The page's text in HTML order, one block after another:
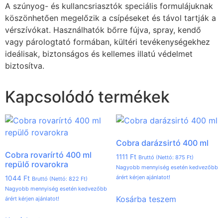
A szúnyog- és kullancsriasztók speciális formulájuknak
köszönhetően megelőzik a csípéseket és távol tartják a
vérszívókat. Használhatók bőrre fújva, spray, kendő
vagy párologtató formában, kültéri tevékenységekhez
ideálisak, biztonságos és kellemes illatú védelmet
biztosítva.
Kapcsolódó termékek
Cobra rovarírtó 400 ml
repülő rovarokra
1044 Ft Bruttó (Nettó: 822 Ft)
Nagyobb mennyiség esetén kedvezőbb
árért kérjen ajánlatot!
Cobra darázsirtó 400 ml
1111 Ft Bruttó (Nettó: 875 Ft)
Nagyobb mennyiség esetén kedvezőbb
árért kérjen ajánlatot!
Kosárba teszem